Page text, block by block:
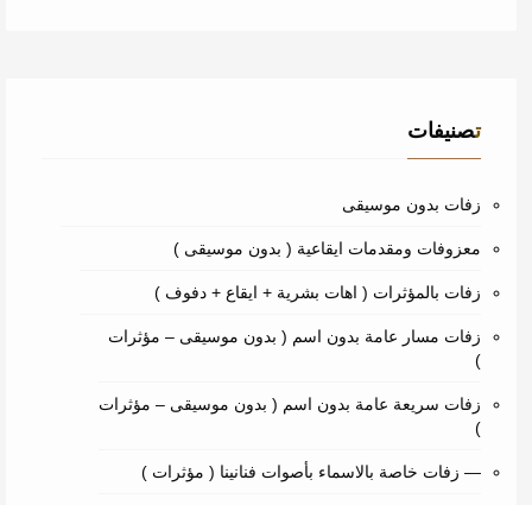
تصنيفات
زفات بدون موسيقى
معزوفات ومقدمات ايقاعية ( بدون موسيقى )
زفات بالمؤثرات ( اهات بشرية + ايقاع + دفوف )
زفات مسار عامة بدون اسم ( بدون موسيقى – مؤثرات
)
زفات سريعة عامة بدون اسم ( بدون موسيقى – مؤثرات
)
— زفات خاصة بالاسماء بأصوات فنانينا ( مؤثرات )